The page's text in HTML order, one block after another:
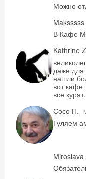
Можно
Maksssss
В Кафе
Kathrine
даже для
нашли
вот кафе
все
Сосо П.
Гуляем
Miroslava
Хочешь